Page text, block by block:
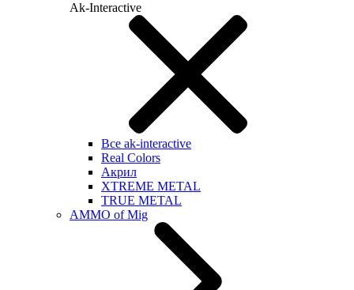
Ak-Interactive
Все ak-interactive
Real Colors
Акрил
XTREME METAL
TRUE METAL
AMMO of Mig